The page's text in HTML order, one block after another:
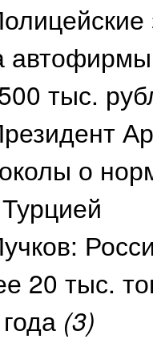
тыс.
о
20 тыс.
(3)